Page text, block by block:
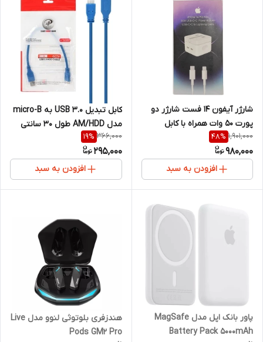
شارژر آیفون ۱۴ فست شارژر دو
پورت ۵۰ وات همراه با کابل
1,901,000
48%
980,000
افزودن به سبد
کابل تبدیل USB 3.0 به micro-B
مدل AM/HDD طول 30 سانتی
متر
366,000
19%
295,000
افزودن به سبد
پاور بانک اپل مدل MagSafe
Battery Pack 5000mAh
هندزفری بلوتوثی لنوو مدل Live
Pods GM2 Pro